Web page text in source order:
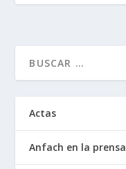
Actas
Anfach en la prensa